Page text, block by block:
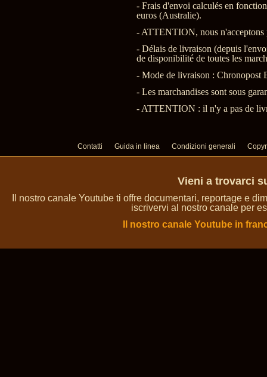
- Frais d'envoi calculés en
euros (Australie).
- ATTENTION, nous n'acceptons
- Délais de livraison (depuis
de disponibilité de toutes les
- Mode de livraison : Chronopost
- Les marchandises sont sous
- ATTENTION : il n'y a pas de
Contatti Guida in linea Condizioni generali
Vieni a trovarci
Il nostro canale Youtube ti offre documentari, reportage e
iscrivervi al nostro canale per
Il nostro canale Youtube in